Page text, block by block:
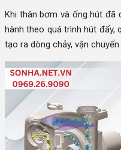
Khi thân bơm và ống hút đã
hành theo quá trình hút đẩy,
tạo ra dòng chảy, vận